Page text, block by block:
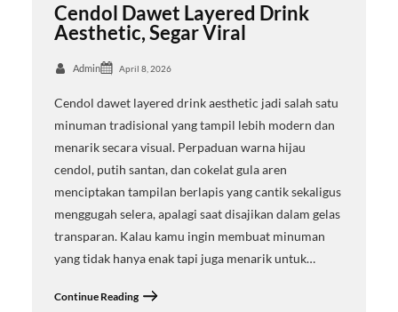
Cendol Dawet Layered Drink
Aesthetic, Segar Viral
Admin April 8, 2026
Cendol dawet layered drink aesthetic jadi salah satu
minuman tradisional yang tampil lebih modern dan
menarik secara visual. Perpaduan warna hijau
cendol, putih santan, dan cokelat gula aren
menciptakan tampilan berlapis yang cantik sekaligus
menggugah selera, apalagi saat disajikan dalam gelas
transparan. Kalau kamu ingin membuat minuman
yang tidak hanya enak tapi juga menarik untuk…
Continue Reading